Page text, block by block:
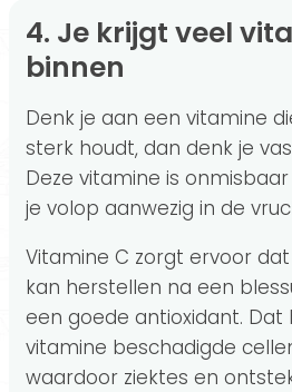
4. Je krijgt veel vitamine C
binnen
Denk je aan een vitamine
sterk houdt, dan denk je
Deze vitamine is
je volop aanwezig in de
Vitamine C zorgt ervoor
kan herstellen na een
een goede antioxidant.
vitamine beschadigde
waardoor ziektes en